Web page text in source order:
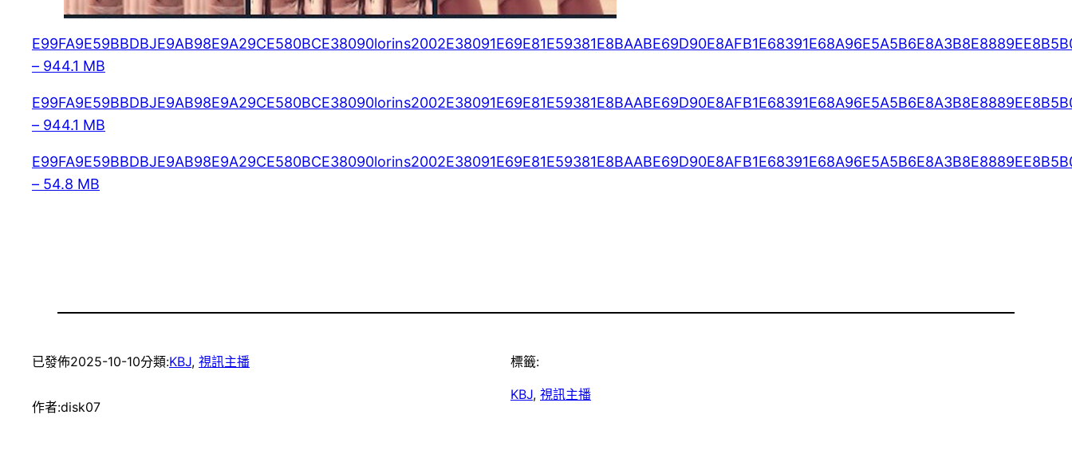
– 944.1 MB
– 944.1 MB
– 54.8 MB
已發佈2025-10-10分類:KBJ, 視訊主播
作者:disk07
標籤:
KBJ, 視訊主播